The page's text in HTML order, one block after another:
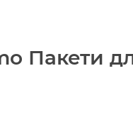
Пакети